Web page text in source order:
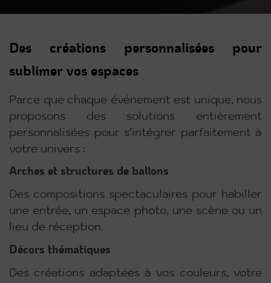
Des créations personnalisées pour
sublimer vos espaces
Parce que chaque événement est unique, nous
proposons des solutions entièrement
personnalisées pour s’intégrer parfaitement à
votre univers :
Arches et structures de ballons
Des compositions spectaculaires pour habiller
une entrée, un espace photo, une scène ou un
lieu de réception.
Décors thématiques
Des créations adaptées à vos couleurs, votre